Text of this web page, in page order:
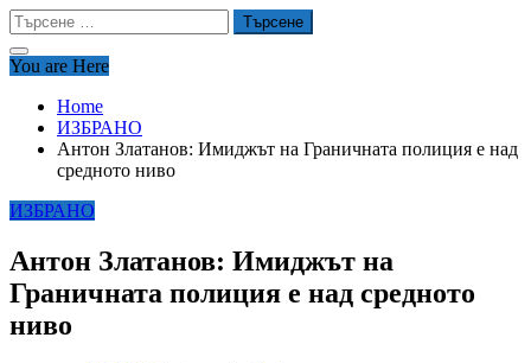
Търсене
за:
You are Here
Home
ИЗБРАНО
Антон Златанов: Имиджът на Граничната полиция е над
средното ниво
ИЗБРАНО
Антон Златанов: Имиджът на
Граничната полиция е над средното
ниво